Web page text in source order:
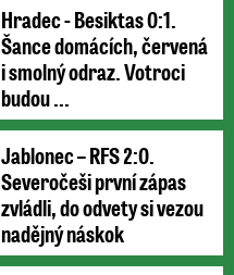
Hradec - Besiktas 0:1.
Šance domácích, červená
i smolný odraz. Votroci
budou ...
Jablonec – RFS 2:0.
Severočeši první zápas
zvládli, do odvety si vezou
nadějný náskok